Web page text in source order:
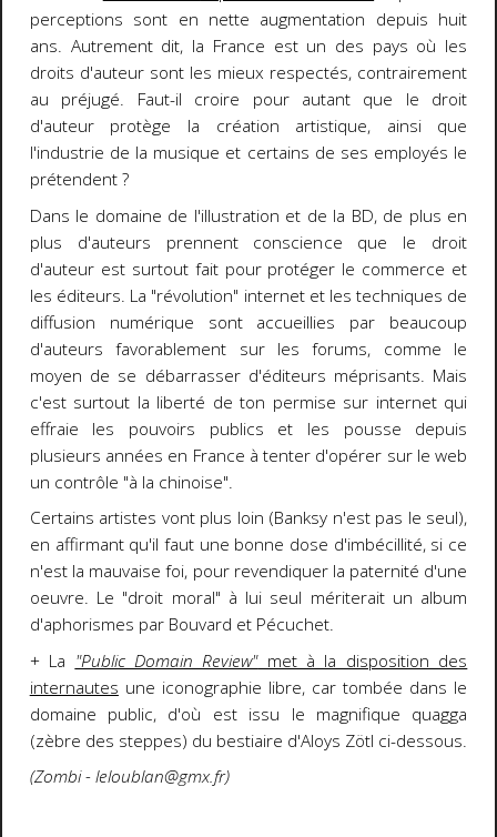
perceptions sont en nette augmentation depuis huit
ans. Autrement dit, la France est un des pays où les
droits d'auteur sont les mieux respectés, contrairement
au préjugé. Faut-il croire pour autant que le droit
d'auteur protège la création artistique, ainsi que
l'industrie de la musique et certains de ses employés le
prétendent ?
Dans le domaine de l'illustration et de la BD, de plus en
plus d'auteurs prennent conscience que le droit
d'auteur est surtout fait pour protéger le commerce et
les éditeurs. La "révolution" internet et les techniques de
diffusion numérique sont accueillies par beaucoup
d'auteurs favorablement sur les forums, comme le
moyen de se débarrasser d'éditeurs méprisants. Mais
c'est surtout la liberté de ton permise sur internet qui
effraie les pouvoirs publics et les pousse depuis
plusieurs années en France à tenter d'opérer sur le web
un contrôle "à la chinoise".
Certains artistes vont plus loin (Banksy n'est pas le seul),
en affirmant qu'il faut une bonne dose d'imbécillité, si ce
n'est la mauvaise foi, pour revendiquer la paternité d'une
oeuvre. Le "droit moral" à lui seul mériterait un album
d'aphorismes par Bouvard et Pécuchet.
+ La "Public Domain Review"met à la disposition des
internautes une iconographie libre, car tombée dans le
domaine public, d'où est issu le magnifique quagga
(zèbre des steppes) du bestiaire d'Aloys Zötl ci-dessous.
(Zombi - leloublan@gmx.fr)